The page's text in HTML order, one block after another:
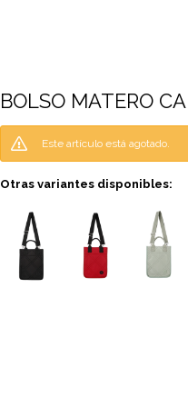
BOLSO MATERO
Este artículo está agotado.
Otras variantes disponibles: